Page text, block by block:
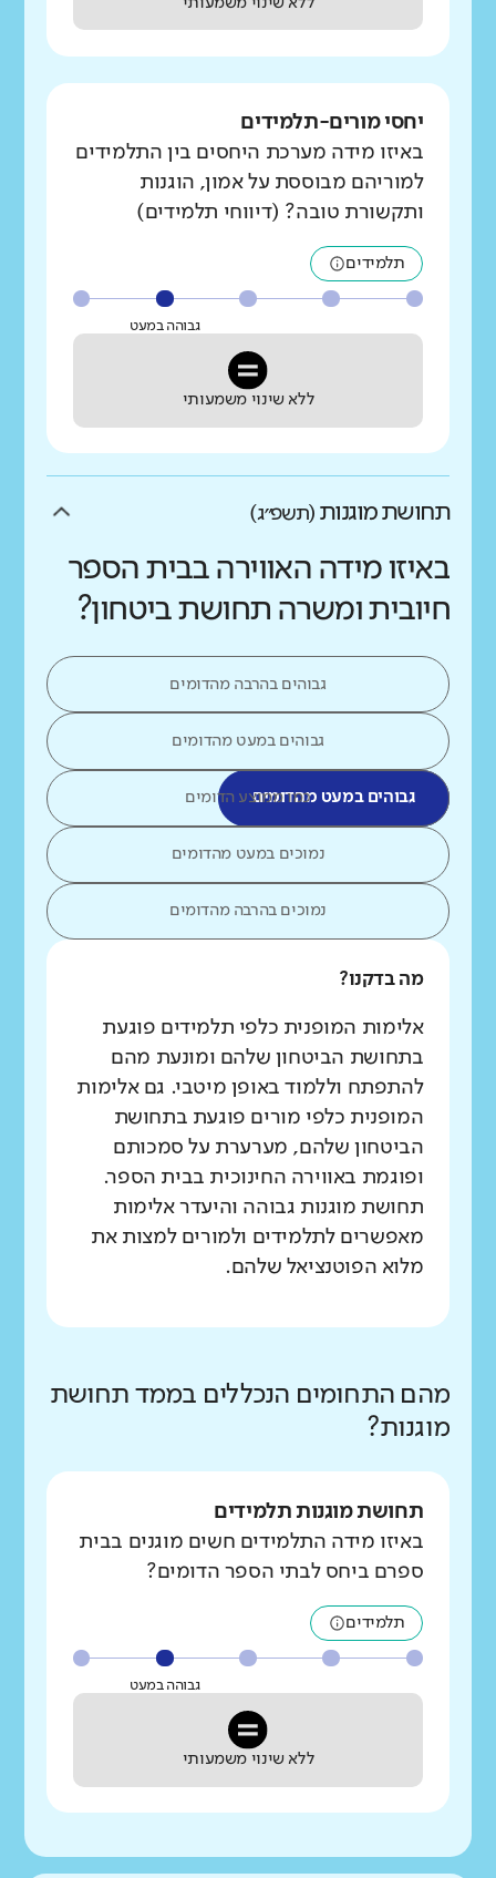
יחסי מורים-תלמידים
באיזו מידה מערכת היחסים בין התלמידים
למוריהם מבוססת על אמון, הוגנות
ותקשורת טובה? (דיווחי תלמידים)
תלמידים
גבוהה במעט
ללא שינוי משמעותי
תחושת מוגנות (תשפ״ג)
באיזו מידה האווירה בבית הספר
חיובית ומשרה תחושת ביטחון?
גבוהים בהרבה מהדומים
גבוהים במעט מהדומים
גבוהים במעט מהדומיםכמו ממוצע הדומים
נמוכים במעט מהדומים
נמוכים בהרבה מהדומים
מה בדקנו?
אלימות המופנית כלפי תלמידים פוגעת
בתחושת הביטחון שלהם ומונעת מהם
להתפתח וללמוד באופן מיטבי. גם אלימות
המופנית כלפי מורים פוגעת בתחושת
הביטחון שלהם, מערערת על סמכותם
ופוגמת באווירה החינוכית בבית הספר.
תחושת מוגנות גבוהה והיעדר אלימות
מאפשרים לתלמידים ולמורים למצות את
מלוא הפוטנציאל שלהם.
מהם התחומים הנכללים בממד תחושת
מוגנות?
תחושת מוגנות תלמידים
באיזו מידה התלמידים חשים מוגנים בבית
ספרם ביחס לבתי הספר הדומים?
תלמידים
גבוהה במעט
ללא שינוי משמעותי